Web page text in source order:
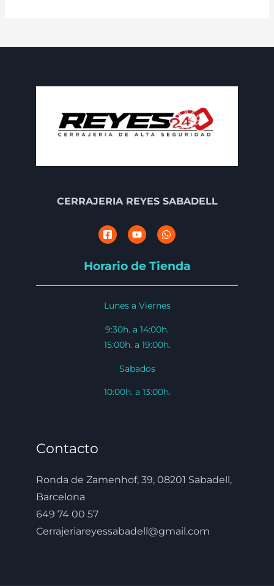
CERRAJERIA REYES SABADELL
Horario de Tienda
Lunes a Viernes
9:30h. a 14:00h.
15:00h. a 19:00h.
Sabados
10:00h. a 13:00h.
Contacto
Ronda de Zamenhof, 39, 08201 Sabadell,
Barcelona
649 74 00 57
Cerrajeriareyessabadell@gmail.com